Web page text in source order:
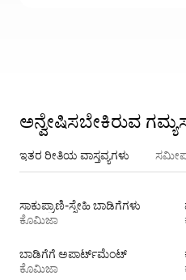
ಅನ್ವೇಷಿಸಬೇಕಿರುವ
ಇತರ ರೀತಿಯ ವಾಸ್ತವ್ಯಗಳು
ಸಾಕುಪ್ರಾಣಿ-ಸ್ನೇಹಿ ಬಾಡಿಗೆಗಳು
ಕೊಮಿಜಾ
ಬಾಡಿಗೆಗೆ ಅಪಾರ್ಟ್‌ಮೆಂಟ್‌
ಕೊಮಿಜಾ